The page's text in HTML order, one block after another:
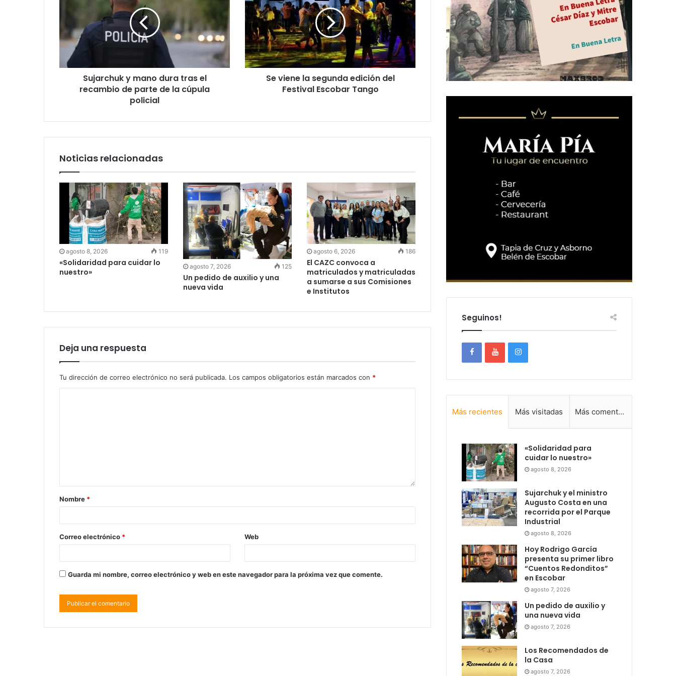
Sujarchuk y mano dura tras el
recambio de parte de la cúpula
policial
Se viene la segunda edición del
Festival Escobar Tango
Noticias relacionadas
agosto 8, 2026 119
«Solidaridad para cuidar lo
nuestro»
agosto 7, 2026 125
Un pedido de auxilio y una
nueva vida
agosto 6, 2026 186
El CAZC convoca a
matriculados y matriculadas
a sumarse a sus Comisiones
e Institutos
Deja una respuesta
Tu dirección de correo electrónico no será publicada. Los campos obligatorios están marcados con *
Nombre *
Correo electrónico * Web
Guarda mi nombre, correo electrónico y web en este navegador para la próxima vez que comente.
Seguinos!
Más recientes Más visitadas Más comentadas
«Solidaridad para
cuidar lo nuestro»
agosto 8, 2026
Sujarchuk y el ministro
Augusto Costa en una
recorrida por el Parque
Industrial
agosto 8, 2026
Hoy Rodrigo García
presenta su primer libro
“Cuentos Redonditos”
en Escobar
agosto 7, 2026
Un pedido de auxilio y
una nueva vida
agosto 7, 2026
Los Recomendados de
la Casa
agosto 7, 2026